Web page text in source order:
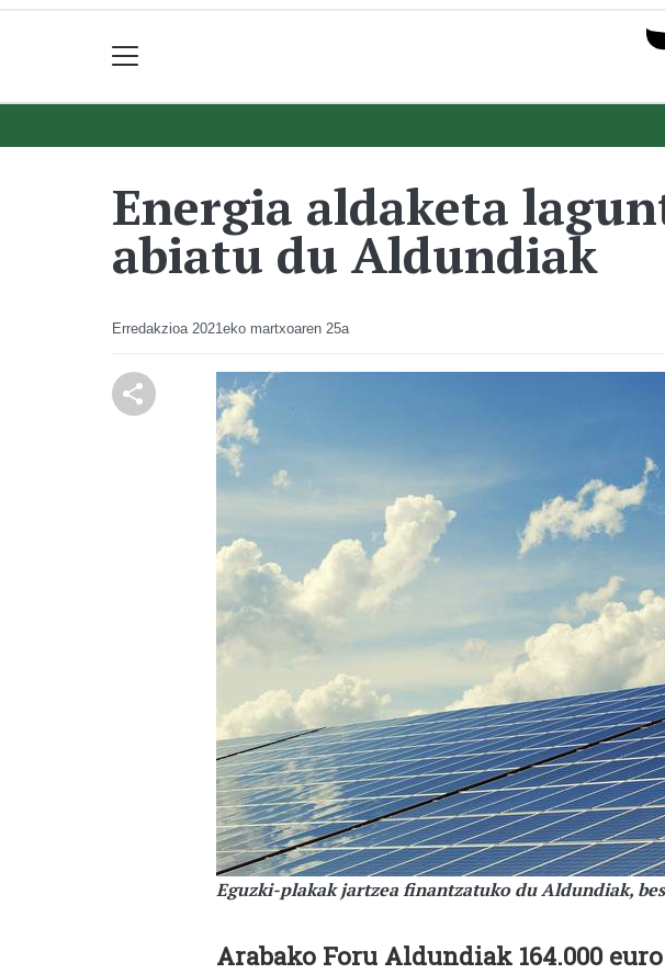
Energia aldaketa
abiatu du Aldundiak
Erredakzioa 2021eko martxoaren 25a
Eguzki-plakak jartzea finantzatuko du Aldundiak,
Arabako Foru Aldundiak 164.000